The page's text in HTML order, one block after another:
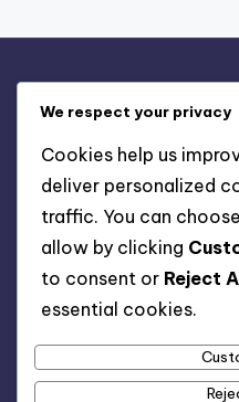
Over
Cookievoorkeuren
Privacybeleid
Gebruikersovereenkomst
We respect your privacy
Cookies help us
deliver personalized
traffic. You can
allow by clicking
to consent or Reject All
essential cookies.